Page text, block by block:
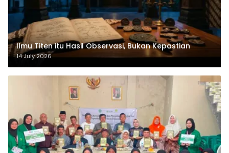
Ilmu Titen itu Hasil Observasi, Bukan Kepastian
14 July 2026